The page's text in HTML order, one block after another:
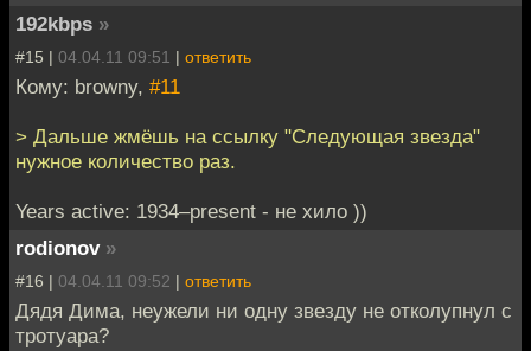
192kbps »
#15 | 04.04.11 09:51 | ответить
Кому: browny, #11
> Дальше жмёшь на ссылку "Следующая звезда"
нужное количество раз.
Years active: 1934–present - не хило ))
rodionov »
#16 | 04.04.11 09:52 | ответить
Дядя Дима, неужели ни одну звезду не отколупнул с
тротуара?